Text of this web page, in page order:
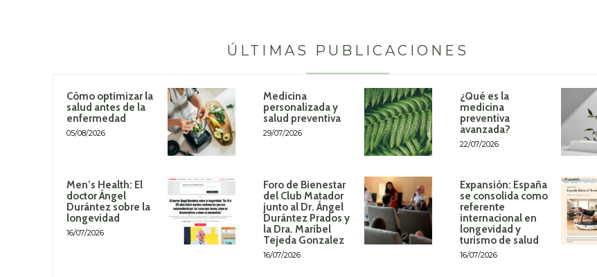
ÚLTIMAS PUBLICACIONES
Cómo optimizar la
salud antes de la
enfermedad
05/08/2026
Medicina
personalizada y
salud preventiva
29/07/2026
¿Qué es la
medicina
preventiva
avanzada?
22/07/2026
Men’s Health: El
doctor Ángel
Durántez sobre la
longevidad
16/07/2026
Foro de Bienestar
del Club Matador
junto al Dr. Ángel
Durántez Prados y
la Dra. Maribel
Tejeda Gonzalez
16/07/2026
Expansión: España
se consolida como
referente
internacional en
longevidad y
turismo de salud
16/07/2026